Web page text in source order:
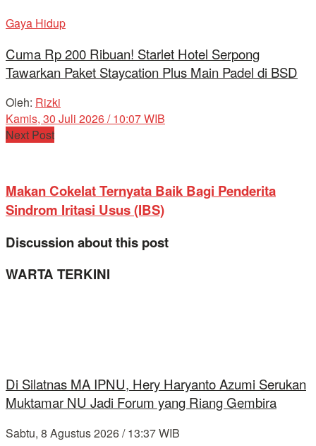
Gaya Hidup
Cuma Rp 200 Ribuan! Starlet Hotel Serpong
Tawarkan Paket Staycation Plus Main Padel di BSD
Oleh: Rizki
Kamis, 30 Juli 2026 / 10:07 WIB
Next Post
Makan Cokelat Ternyata Baik Bagi Penderita
Sindrom Iritasi Usus (IBS)
Discussion about this post
WARTA TERKINI
Di Silatnas MA IPNU, Hery Haryanto Azumi Serukan
Muktamar NU Jadi Forum yang Riang Gembira
Sabtu, 8 Agustus 2026 / 13:37 WIB